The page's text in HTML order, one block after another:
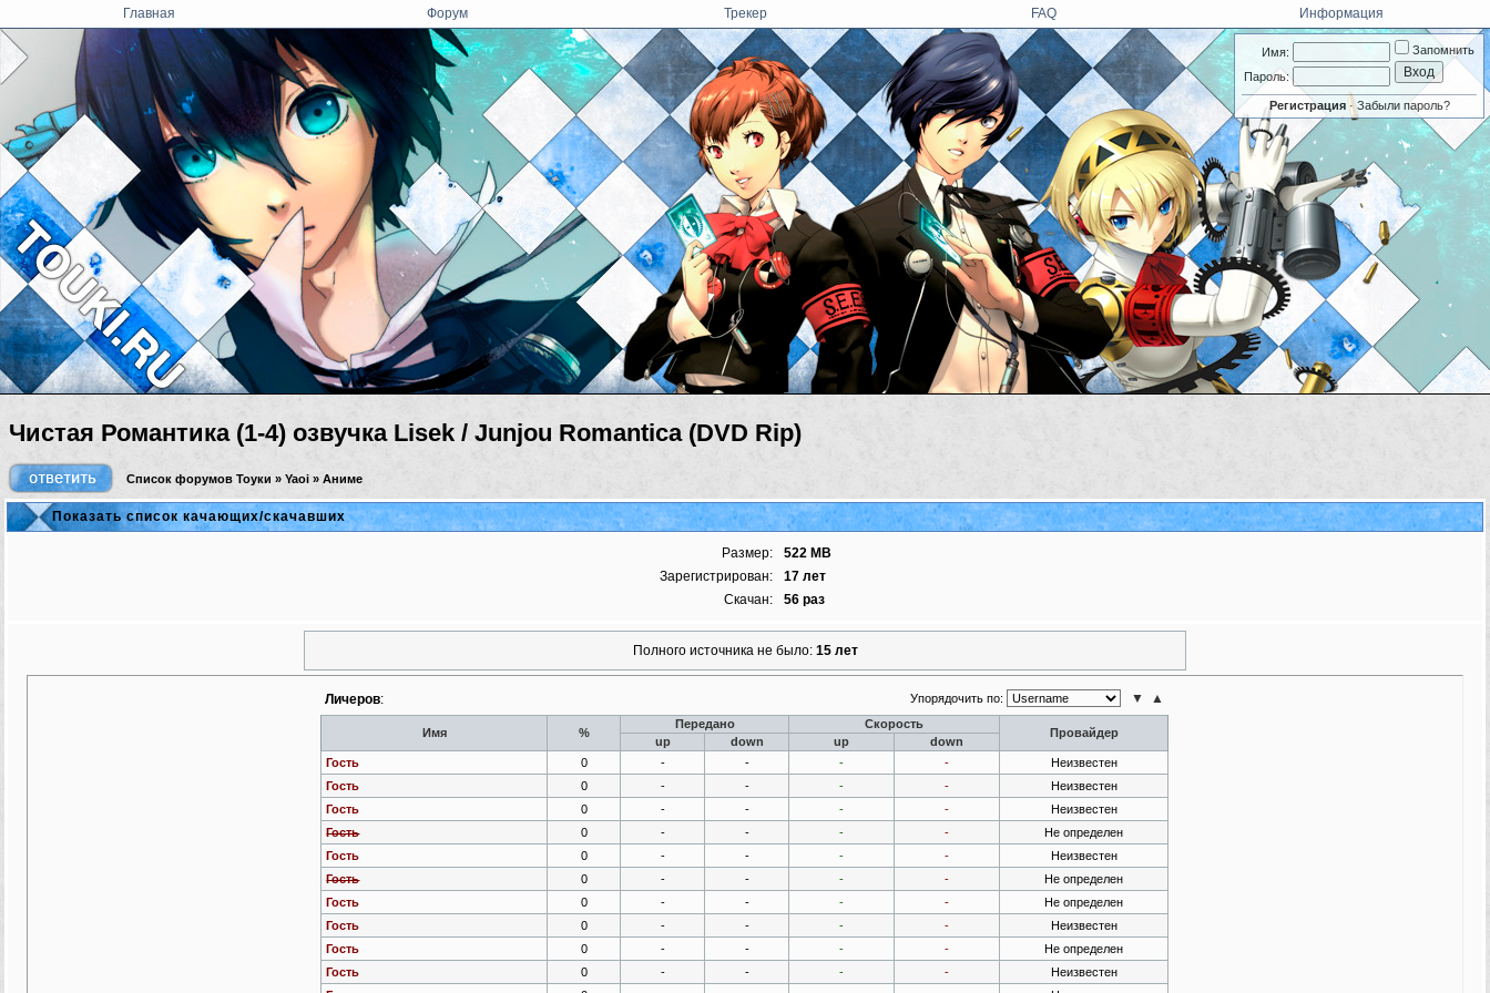
Имя:
Пароль:
Запомнить
Регистрация·Забыли пароль?
Главная Форум Трекер FAQ Информация
Чистая Романтика (1-4) озвучка Lisek / Junjou Romantica (DVD Rip)
Список форумов Тоуки » Yaoi » Аниме
Показать список качающих/скачавших
Размер:
522 MB
Зарегистрирован:
17 лет
Скачан:
56 раз
Полного источника не было: 15 лет
Личеров: Упорядочить по:
Имя %
Передано Скорость
Провайдер
up down up
down
Гость
0 - - - -
Неизвестен
Гость
0 - - - -
Неизвестен
Гость
0 - - - -
Неизвестен
Гость
0 - - - -
Не определен
Гость
0 - - - -
Неизвестен
Гость
0 - - - -
Не определен
Гость
0 - - - -
Не определен
Гость
0 - - - -
Неизвестен
Гость
0 - - - -
Не определен
Гость
0 - - - -
Неизвестен